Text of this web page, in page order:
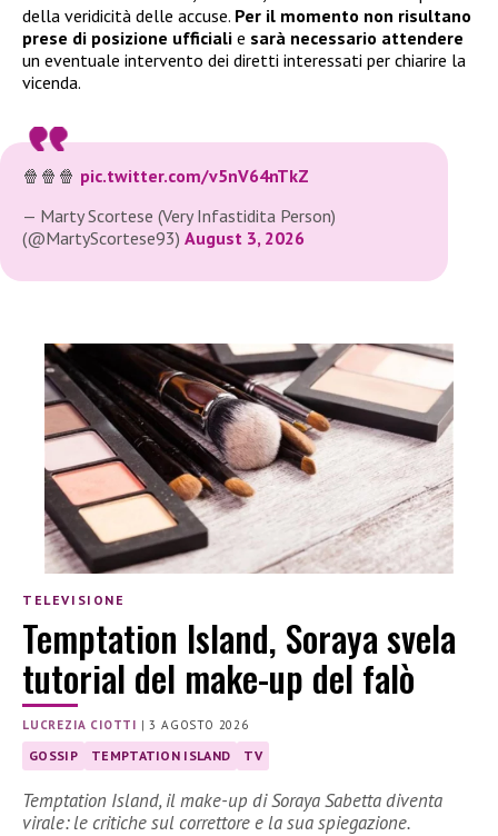
della veridicità delle accuse. Per il momento non risultano
prese di posizione ufficiali e sarà necessario attendere
un eventuale intervento dei diretti interessati per chiarire la
vicenda.
🍿🍿🍿 pic.twitter.com/v5nV64nTkZ
— Marty Scortese (Very Infastidita Person)
(@MartyScortese93) August 3, 2026
TELEVISIONE
Temptation Island, Soraya svela
tutorial del make-up del falò
LUCREZIA CIOTTI |3 AGOSTO 2026
GOSSIP TEMPTATION ISLAND TV
Temptation Island, il make-up di Soraya Sabetta diventa
virale: le critiche sul correttore e la sua spiegazione.